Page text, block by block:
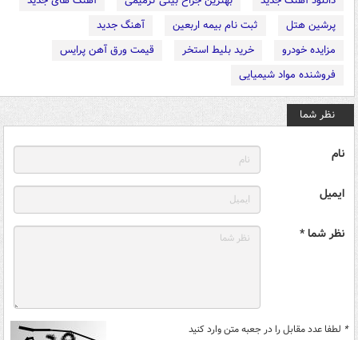
پرشین هتل
ثبت نام بیمه اربعین
آهنگ جدید
مزایده خودرو
خرید بلیط استخر
قیمت ورق آهن پرایس
فروشنده مواد شیمیایی
نظر شما
نام
ایمیل
نظر شما *
* لطفا عدد مقابل را در جعبه متن وارد کنید